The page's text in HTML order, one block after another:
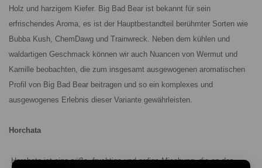
Holz und harzigem Kiefer. Big Bad Bear ist bekannt für sein
erfrischendes Aroma, es ist der Hauptbestandteil berühmter Sorten wie
Bubba Kush, ChemDawg und Trainwreck. Neben dem kühlen und
waldartigen Geschmack können wir auch Nuancen von Wermut und
Kamille beobachten, die zum insgesamt ausgewogenen aromatischen
Profil von Big Bad Bear beitragen und so ein komplexes und
ausgewogenes Erlebnis dieser Variante gewährleisten.
Horchata
Horchata ist eine süße, fruchtige und erdige Mischung, die an das